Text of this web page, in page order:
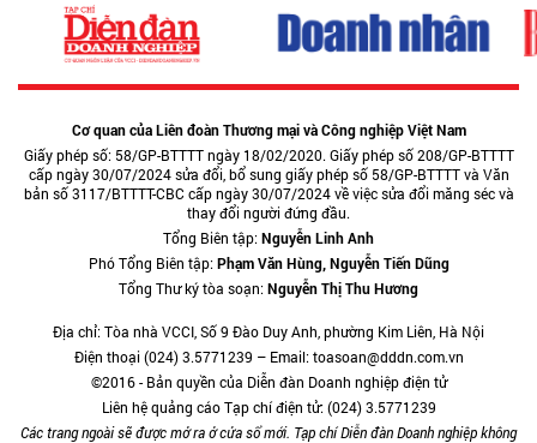
Cơ quan của Liên đoàn Thương mại và Công nghiệp Việt Nam
Giấy phép số: 58/GP-BTTTT ngày 18/02/2020. Giấy phép số 208/GP-BTTTT
cấp ngày 30/07/2024 sửa đổi, bổ sung giấy phép số 58/GP-BTTTT và Văn
bản số 3117/BTTTT-CBC cấp ngày 30/07/2024 về việc sửa đổi măng séc và
thay đổi người đứng đầu.
Tổng Biên tập:Nguyễn Linh Anh
Phó Tổng Biên tập:Phạm Văn Hùng, Nguyễn Tiến Dũng
Tổng Thư ký tòa soạn:Nguyễn Thị Thu Hương
Địa chỉ: Tòa nhà VCCI, Số 9 Đào Duy Anh, phường Kim Liên, Hà Nội
Điện thoại (024) 3.5771239 – Email: toasoan@dddn.com.vn
©2016 - Bản quyền của Diễn đàn Doanh nghiệp điện tử
Liên hệ quảng cáo Tạp chí điện tử: (024) 3.5771239
Các trang ngoài sẽ được mở ra ở cửa sổ mới. Tạp chí Diễn đàn Doanh nghiệp không